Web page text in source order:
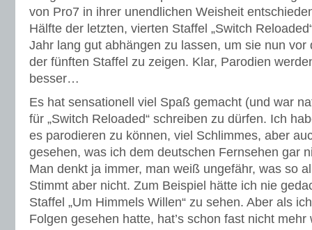
von Pro7 in ihrer unendlichen Weisheit
Hälfte der letzten, vierten Staffel „Switch
Jahr lang gut abhängen zu lassen, um sie nun vor
der fünften Staffel zu zeigen. Klar, Parodien
besser…
Es hat sensationell viel Spaß gemacht (und war
für „Switch Reloaded“ schreiben zu dürfen. Ich
es parodieren zu können, viel Schlimmes, aber
gesehen, was ich dem deutschen Fernsehen gar
Man denkt ja immer, man weiß ungefähr, was so
Stimmt aber nicht. Zum Beispiel hätte ich nie
Staffel „Um Himmels Willen“ zu sehen. Aber als
Folgen gesehen hatte, hat’s schon fast nicht mehr